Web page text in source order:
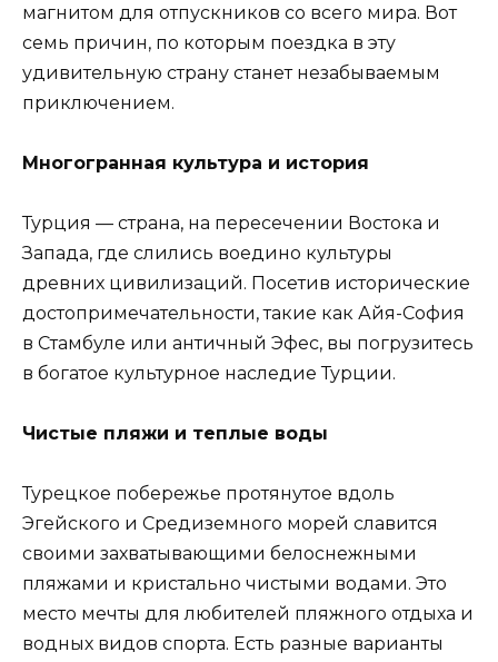
магнитом для отпускников со всего мира. Вот
семь причин, по которым поездка в эту
удивительную страну станет незабываемым
приключением.
Многогранная культура и история
Турция — страна, на пересечении Востока и
Запада, где слились воедино культуры
древних цивилизаций. Посетив исторические
достопримечательности, такие как Айя-София
в Стамбуле или античный Эфес, вы погрузитесь
в богатое культурное наследие Турции.
Чистые пляжи и теплые воды
Турецкое побережье протянутое вдоль
Эгейского и Средиземного морей славится
своими захватывающими белоснежными
пляжами и кристально чистыми водами. Это
место мечты для любителей пляжного отдыха и
водных видов спорта. Есть разные варианты